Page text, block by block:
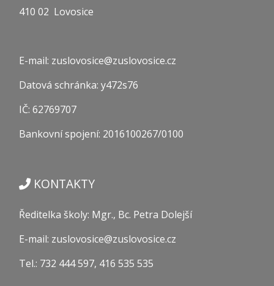
410 02 Lovosice
E-mail: zuslovosice@zuslovosice.cz
Datová schránka: y472s76
IČ: 62769707
Bankovní spojení: 2016100267/0100
KONTAKTY
Ředitelka školy: Mgr., Bc. Petra Dolejší
E-mail: zuslovosice@zuslovosice.cz
Tel.: 732 444 597, 416 535 535